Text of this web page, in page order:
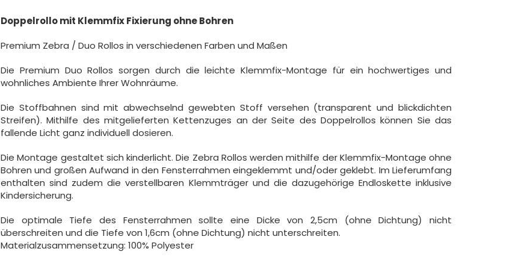
Doppelrollo mit Klemmfix Fixierung ohne Bohren
Premium Zebra / Duo Rollos in verschiedenen Farben und Maßen
Die Premium Duo Rollos sorgen durch die leichte Klemmfix-Montage für ein hochwertiges und
wohnliches Ambiente Ihrer Wohnräume.
Die Stoffbahnen sind mit abwechselnd gewebten Stoff versehen (transparent und blickdichten
Streifen). Mithilfe des mitgelieferten Kettenzuges an der Seite des Doppelrollos können Sie das
fallende Licht ganz individuell dosieren.
Die Montage gestaltet sich kinderlicht. Die Zebra Rollos werden mithilfe der Klemmfix-Montage ohne
Bohren und großen Aufwand in den Fensterrahmen eingeklemmt und/oder geklebt. Im Lieferumfang
enthalten sind zudem die verstellbaren Klemmträger und die dazugehörige Endloskette inklusive
Kindersicherung.
Die optimale Tiefe des Fensterrahmen sollte eine Dicke von 2,5cm (ohne Dichtung) nicht
überschreiten und die Tiefe von 1,6cm (ohne Dichtung) nicht unterschreiten.
Materialzusammensetzung: 100% Polyester